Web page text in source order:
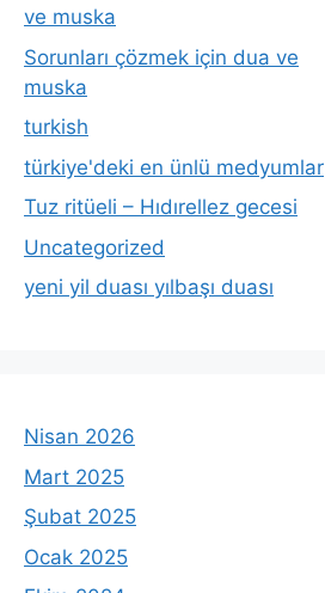
ve muska
Sorunları çözmek için dua ve
muska
turkish
türkiye'deki en ünlü medyumlar
Tuz ritüeli – Hıdırellez gecesi
Uncategorized
yeni yil duası yılbaşı duası
Nisan 2026
Mart 2025
Şubat 2025
Ocak 2025